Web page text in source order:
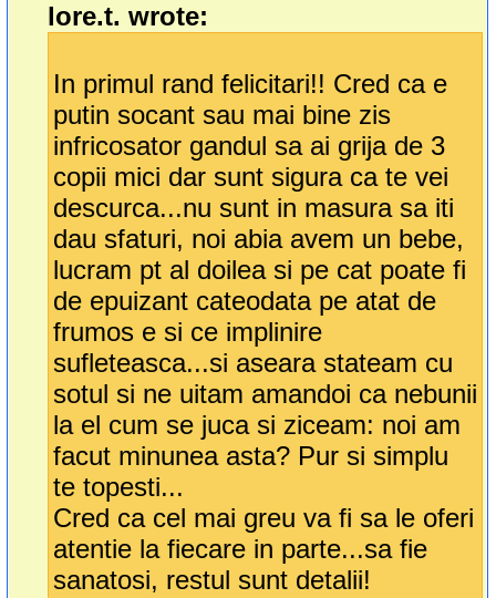
lore.t. wrote:
In primul rand felicitari!! Cred ca e
putin socant sau mai bine zis
infricosator gandul sa ai grija de 3
copii mici dar sunt sigura ca te vei
descurca...nu sunt in masura sa iti
dau sfaturi, noi abia avem un bebe,
lucram pt al doilea si pe cat poate fi
de epuizant cateodata pe atat de
frumos e si ce implinire
sufleteasca...si aseara stateam cu
sotul si ne uitam amandoi ca nebunii
la el cum se juca si ziceam: noi am
facut minunea asta? Pur si simplu
te topesti...
Cred ca cel mai greu va fi sa le oferi
atentie la fiecare in parte...sa fie
sanatosi, restul sunt detalii!